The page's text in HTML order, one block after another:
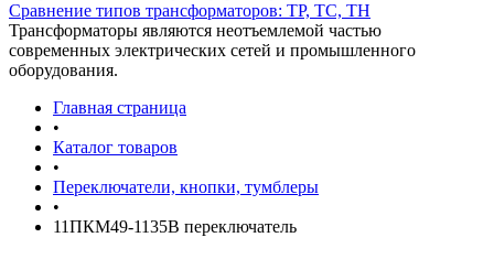
Сравнение типов трансформаторов: ТР, ТС, ТН
Трансформаторы являются неотъемлемой частью
современных электрических сетей и промышленного
оборудования.
Главная страница
•
Каталог товаров
•
Переключатели, кнопки, тумблеры
•
11ПКМ49-1135В переключатель